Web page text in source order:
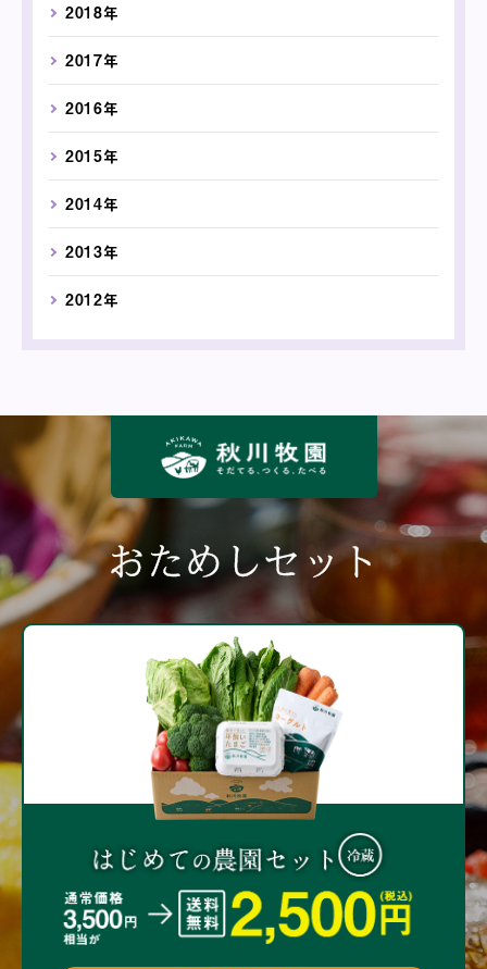
2018年
2017年
2016年
2015年
2014年
2013年
2012年
おためしセット